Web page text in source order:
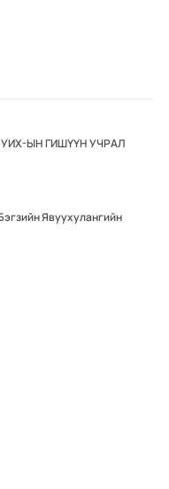
ЫН ГИШҮҮН УЧРАЛ
Явуухулангийн